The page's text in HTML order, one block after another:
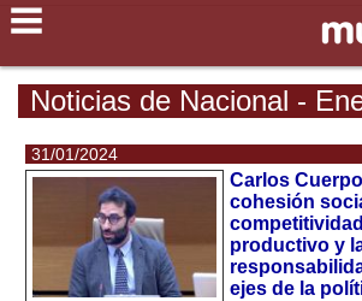
Noticias de Nacional -
31/01/2024
Carlos
cohesión
productivo y
ejes de la